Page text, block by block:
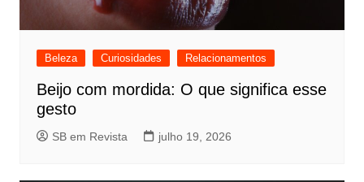
Beleza Curiosidades Relacionamentos
Beijo com mordida: O que significa esse
gesto
SB em Revista julho 19, 2026